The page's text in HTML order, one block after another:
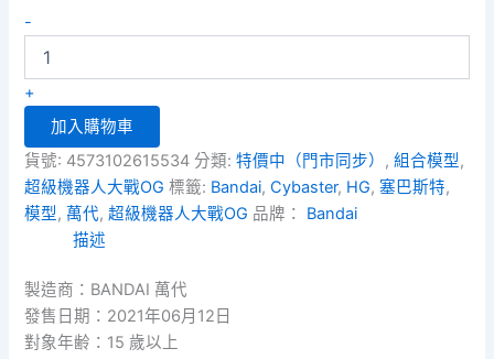
-
超
機
器
大
戰
OG
-
Cybaster
巴
斯
特
數
+
加入購物車
貨號: 4573102615534 分類:特價中（門市同步） ,組合模型,
超級機器人大戰OG 標籤: Bandai,Cybaster, HG,塞巴斯特,
模型,萬代,超級機器人大戰OG 品牌： Bandai
描述
製造商：BANDAI 萬代
發售日期：2021年06月12日
對象年齢：15 歲以上